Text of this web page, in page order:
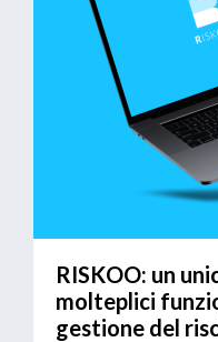
RISKOO: un
molteplici
gestione del